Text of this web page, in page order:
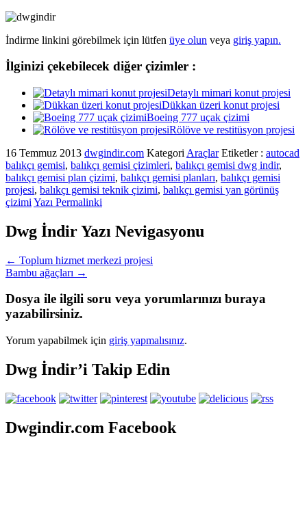
İndirme linkini görebilmek için lütfen üye olun veya giriş yapın.
İlginizi çekebilecek diğer çizimler :
Detaylı mimari konut projesi
Dükkan üzeri konut projesi
Boeing 777 uçak çizimi
Rölöve ve restitüsyon projesi
16 Temmuz 2013 dwgindir.com Kategori Araçlar Etiketler : autocad
balıkçı gemisi, balıkçı gemisi çizimleri, balıkçı gemisi dwg indir,
balıkçı gemisi plan çizimi, balıkçı gemisi planları, balıkçı gemisi
projesi, balıkçı gemisi teknik çizimi, balıkçı gemisi yan görünüş
çizimi Yazı Permalinki
Dwg İndir Yazı Nevigasyonu
← Toplum hizmet merkezi projesi
Bambu ağaçları →
Dosya ile ilgili soru veya yorumlarınızı buraya
yazabilirsiniz.
Yorum yapabilmek için giriş yapmalısınız.
Dwg İndir’i Takip Edin
Dwgindir.com Facebook